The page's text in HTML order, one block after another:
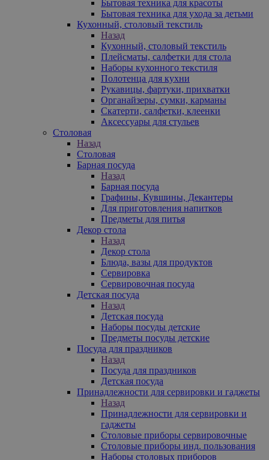
Бытовая техника для красоты
Бытовая техника для ухода за детьми
Кухонный, столовый текстиль
Назад
Кухонный, столовый текстиль
Плейсматы, салфетки для стола
Наборы кухонного текстиля
Полотенца для кухни
Рукавицы, фартуки, прихватки
Органайзеры, сумки, карманы
Скатерти, салфетки, клеенки
Аксессуары для стульев
Столовая
Назад
Столовая
Барная посуда
Назад
Барная посуда
Графины, Кувшины, Декантеры
Для приготовления напитков
Предметы для питья
Декор стола
Назад
Декор стола
Блюда, вазы для продуктов
Сервировка
Сервировочная посуда
Детская посуда
Назад
Детская посуда
Наборы посуды детские
Предметы посуды детские
Посуда для праздников
Назад
Посуда для праздников
Детская посуда
Принадлежности для сервировки и гаджеты
Назад
Принадлежности для сервировки и
гаджеты
Столовые приборы сервировочные
Столовые приборы инд. пользования
Наборы столовых приборов